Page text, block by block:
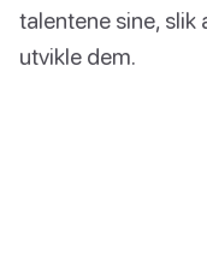
talentene sine, slik
utvikle dem.